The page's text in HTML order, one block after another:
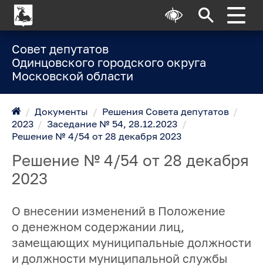
Совет депутатов
Одинцовского городского округа
Московской области
/ Документы / Решения Совета депутатов /
2023 / Заседание № 54, 28.12.2023
/
Решение № 4/54 от 28 декабря 2023
Решение № 4/54 от 28 декабря
2023
О внесении изменений в Положение
о денежном содержании лиц,
замещающих муниципальные должности
и должности муниципальной службы